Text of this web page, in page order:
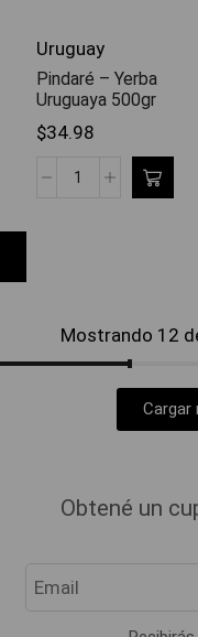
Uruguay
Pindaré – Yerba
Uruguaya 500gr
$34.98
Mostrando 12
Cargar
Obtené un